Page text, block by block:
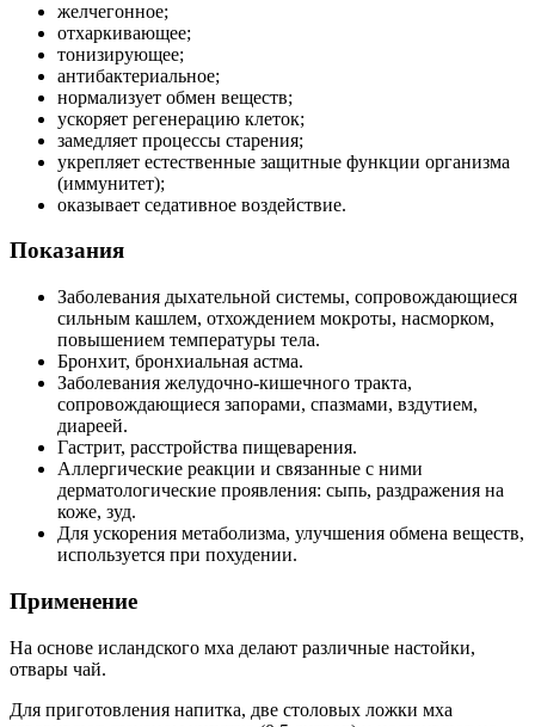
желчегонное;
отхаркивающее;
тонизирующее;
антибактериальное;
нормализует обмен веществ;
ускоряет регенерацию клеток;
замедляет процессы старения;
укрепляет естественные защитные функции организма
(иммунитет);
оказывает седативное воздействие.
Показания
Заболевания дыхательной системы, сопровождающиеся
сильным кашлем, отхождением мокроты, насморком,
повышением температуры тела.
Бронхит, бронхиальная астма.
Заболевания желудочно-кишечного тракта,
сопровождающиеся запорами, спазмами, вздутием,
диареей.
Гастрит, расстройства пищеварения.
Аллергические реакции и связанные с ними
дерматологические проявления: сыпь, раздражения на
коже, зуд.
Для ускорения метаболизма, улучшения обмена веществ,
используется при похудении.
Применение
На основе исландского мха делают различные настойки,
отвары чай.
Для приготовления напитка, две столовых ложки мха